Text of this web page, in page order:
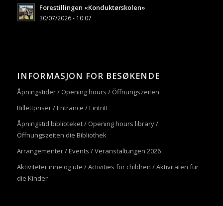
Forestillingen «Konduktørskolen»
30/07/2026 - 10:07
INFORMASJON FOR BESØKENDE
Åpningstider / Opening hours / Öffnungszeiten
Billettpriser / Entrance / Eintritt
Åpningstid biblioteket / Opening hours library /
Öffnungszeiten die Bibliothek
Arrangementer / Events / Veranstaltungen 2026
Aktiviteter inne og ute / Activities for children / Aktivitäten für
die Kinder